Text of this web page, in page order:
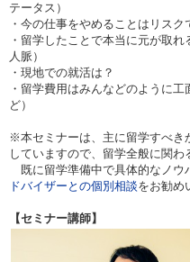
テータス）
・今の仕事をやめることはリスク
・留学したことで本当に元が取
人脈）
・現地での就活は？
・留学費用はみんなどのように
ど）
※本セミナーは、主に留学すべき
していますので、留学全般に関わ
既に留学準備中で具体的なノウ
ドバイザーとの個別相談をお勧め
【セミナー講師】